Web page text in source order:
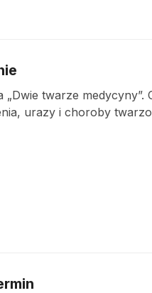
twarze medycyny”.
urazy i choroby